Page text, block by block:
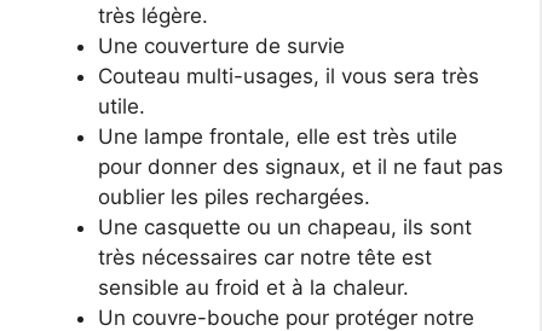
très légère.
Une couverture de survie
Couteau multi-usages, il vous sera très
utile.
Une lampe frontale, elle est très utile
pour donner des signaux, et il ne faut pas
oublier les piles rechargées.
Une casquette ou un chapeau, ils sont
très nécessaires car notre tête est
sensible au froid et à la chaleur.
Un couvre-bouche pour protéger notre